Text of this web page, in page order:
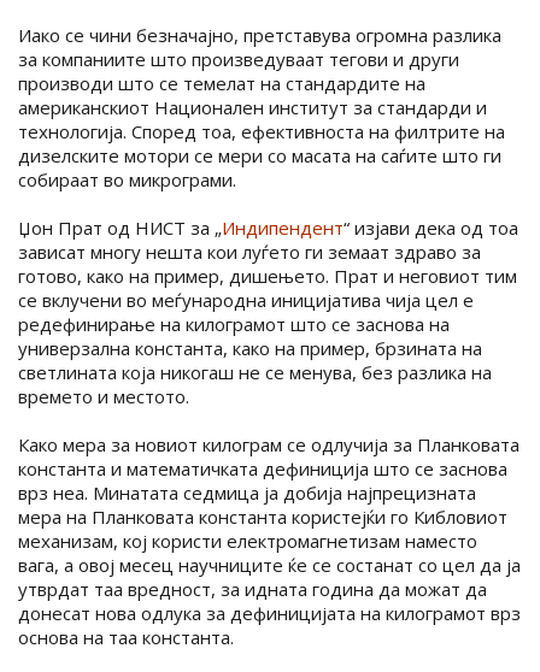
Иако се чини безначајно, претставува огромна разлика
за компаниите што произведуваат тегови и други
производи што се темелат на стандардите на
американскиот Национален институт за стандарди и
технологија. Според тоа, ефективноста на филтрите на
дизелските мотори се мери со масата на саѓите што ги
собираат во микрограми.
Џон Прат од НИСТ за „Индипендент“ изјави дека од тоа
зависат многу нешта кои луѓето ги земаат здраво за
готово, како на пример, дишењето. Прат и неговиот тим
се вклучени во меѓународна иницијатива чија цел е
редефинирање на килограмот што се заснова на
универзална константа, како на пример, брзината на
светлината која никогаш не се менува, без разлика на
времето и местото.
Како мера за новиот килограм се одлучија за Планковата
константа и математичката дефиниција што се заснова
врз неа. Минатата седмица ја добија најпрецизната
мера на Планковата константа користејќи го Кибловиот
механизам, кој користи електромагнетизам наместо
вага, а овој месец научниците ќе се состанат со цел да ја
утврдат таа вредност, за идната година да можат да
донесат нова одлука за дефиницијата на килограмот врз
основа на таа константа.